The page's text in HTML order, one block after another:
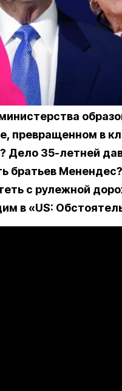
превращенном в
Дело 35-летней
братьев
с рулежной
в «US: